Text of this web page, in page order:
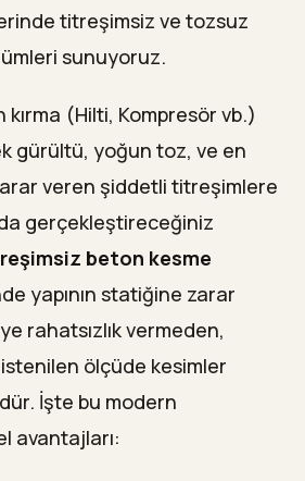
titreşimsiz ve tozsuz
sunuyoruz.
(Hilti, Kompresör vb.)
gürültü, yoğun toz, ve en
veren şiddetli titreşimlere
gerçekleştireceğiniz
beton kesme
yapının statiğine zarar
rahatsızlık vermeden,
ölçüde kesimler
İşte bu modern
avantajları: